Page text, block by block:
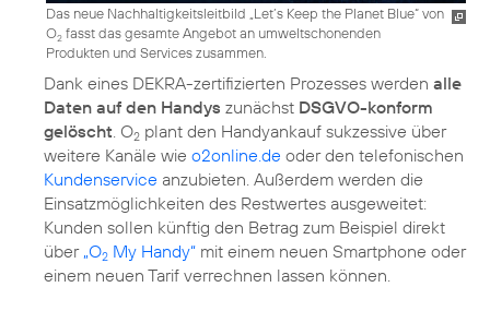
Das neue Nachhaltigkeitsleitbild „Let’s Keep the Planet Blue“ von
O2 fasst das gesamte Angebot an umweltschonenden
Produkten und Services zusammen.
Dank eines DEKRA-zertifizierten Prozesses werden alle
Daten auf den Handys zunächst DSGVO-konform
gelöscht. O2 plant den Handyankauf sukzessive über
weitere Kanäle wie o2online.de oder den telefonischen
Kundenservice anzubieten. Außerdem werden die
Einsatzmöglichkeiten des Restwertes ausgeweitet:
Kunden sollen künftig den Betrag zum Beispiel direkt
über „O2 My Handy“ mit einem neuen Smartphone oder
einem neuen Tarif verrechnen lassen können.